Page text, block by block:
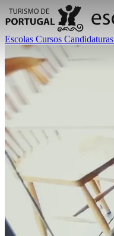
Escolas Cursos Candidaturas